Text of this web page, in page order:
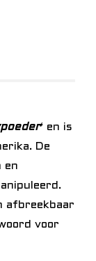
‘ en is
De
en
afbreekbaar
voor